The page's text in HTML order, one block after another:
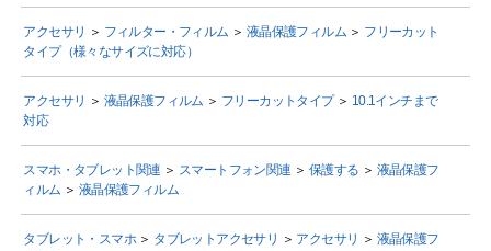
アクセサリ ＞ フィルター・フィルム ＞ 液晶保護フィルム ＞ フリーカット
タイプ（様々なサイズに対応）
アクセサリ ＞ 液晶保護フィルム ＞ フリーカットタイプ＞ 10.1インチまで
対応
スマホ・タブレット関連 ＞ スマートフォン関連 ＞ 保護する ＞ 液晶保護フ
ィルム ＞ 液晶保護フィルム
タブレット・スマホ＞ タブレットアクセサリ ＞ アクセサリ ＞ 液晶保護フ